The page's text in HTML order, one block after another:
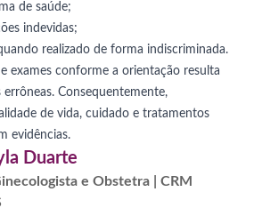
de saúde;
indevidas;
realizado de forma indiscriminada.
exames conforme a orientação resulta
Consequentemente,
de vida, cuidado e tratamentos
evidências.
Duarte
e Obstetra | CRM